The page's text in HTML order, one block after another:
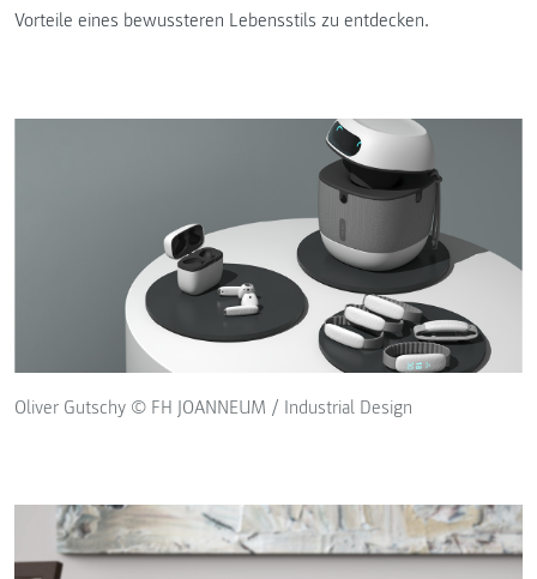
Vorteile eines bewussteren Lebensstils zu entdecken.
Oliver Gutschy © FH JOANNEUM / Industrial Design